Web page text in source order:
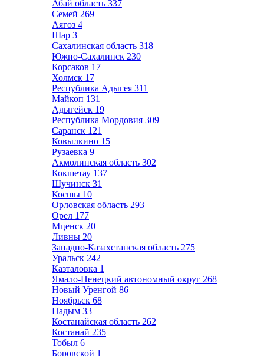
Абай область 337
Семей 269
Аягоз 4
Шар 3
Сахалинская область 318
Южно-Сахалинск 230
Корсаков 17
Холмск 17
Республика Адыгея 311
Майкоп 131
Адыгейск 19
Республика Мордовия 309
Саранск 121
Ковылкино 15
Рузаевка 9
Акмолинская область 302
Кокшетау 137
Щучинск 31
Косшы 10
Орловская область 293
Орел 177
Мценск 20
Ливны 20
Западно-Казахстанская область 275
Уральск 242
Казталовка 1
Ямало-Ненецкий автономный округ 268
Новый Уренгой 86
Ноябрьск 68
Надым 33
Костанайская область 262
Костанай 235
Тобыл 6
Боровской 1